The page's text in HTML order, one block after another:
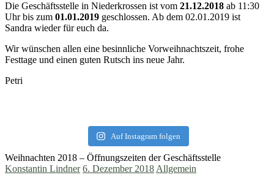
Die Geschäftsstelle in Niederkrossen ist vom 21.12.2018 ab 11:30
Uhr bis zum 01.01.2019 geschlossen. Ab dem 02.01.2019 ist
Sandra wieder für euch da.
Wir wünschen allen eine besinnliche Vorweihnachtszeit, frohe
Festtage und einen guten Rutsch ins neue Jahr.
Petri
Auf Instagram folgen
Weihnachten 2018 – Öffnungszeiten der Geschäftsstelle
Konstantin Lindner 6. Dezember 2018 Allgemein